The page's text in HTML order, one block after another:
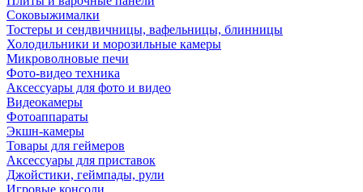
Соковыжималки
Тостеры и сендвичницы, вафельницы, блинницы
Холодильники и морозильные камеры
Микроволновые печи
Фото-видео техника
Аксессуары для фото и видео
Видеокамеры
Фотоаппараты
Экшн-камеры
Товары для геймеров
Аксессуары для приставок
Джойстики, геймпады, рули
Игровые консоли